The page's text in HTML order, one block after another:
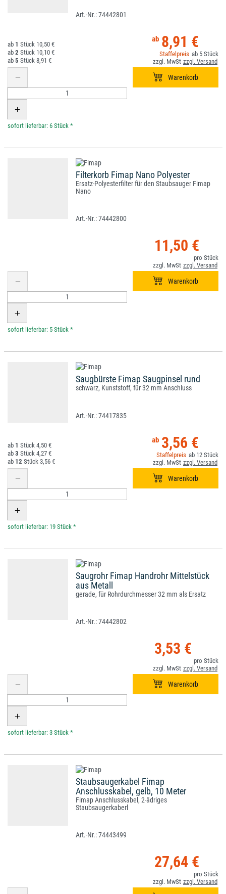
74442801
8,91 €
5
1
10,50 €
2
10,10 €
5
8,91 €
*
Filterkorb Fimap Nano Polyester
Ersatz-Polyesterfilter für den Staubsauger Fimap
Nano
74442800
11,50 €
*
Saugbürste Fimap Saugpinsel rund
schwarz, Kunststoff, für 32 mm Anschluss
74417835
3,56 €
12
1
4,50 €
3
4,27 €
12
3,56 €
*
Saugrohr Fimap Handrohr Mittelstück
aus Metall
gerade, für Rohrdurchmesser 32 mm als Ersatz
74442802
3,53 €
*
Staubsaugerkabel Fimap
Anschlusskabel, gelb, 10 Meter
Fimap Anschlusskabel, 2-ädriges
Staubsaugerkaberl
74443499
27,64 €